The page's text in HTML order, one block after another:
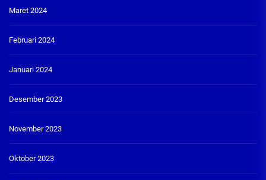
Maret 2024
Februari 2024
Januari 2024
Desember 2023
November 2023
Oktober 2023